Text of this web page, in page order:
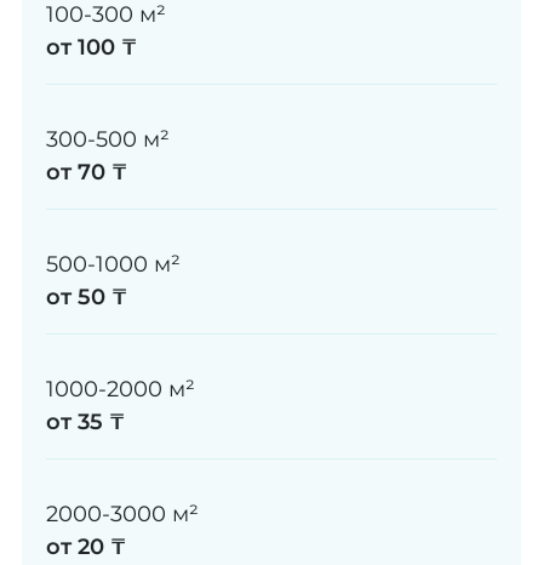
100-300 м²
от 100 ₸
300-500 м²
от 70 ₸
500-1000 м²
от 50 ₸
1000-2000 м²
от 35 ₸
2000-3000 м²
от 20 ₸